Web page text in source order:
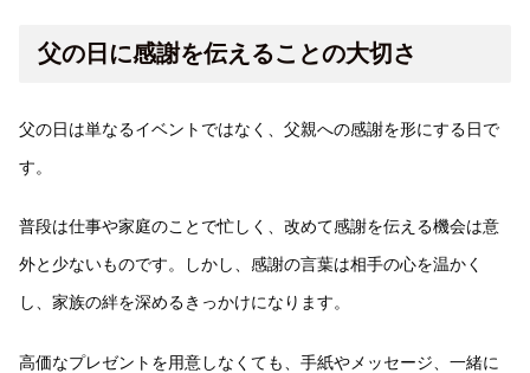
父の日に感謝を伝えることの大切さ
父の日は単なるイベントではなく、父親への感謝を形にする日で
す。
普段は仕事や家庭のことで忙しく、改めて感謝を伝える機会は意
外と少ないものです。しかし、感謝の言葉は相手の心を温かく
し、家族の絆を深めるきっかけになります。
高価なプレゼントを用意しなくても、手紙やメッセージ、一緒に